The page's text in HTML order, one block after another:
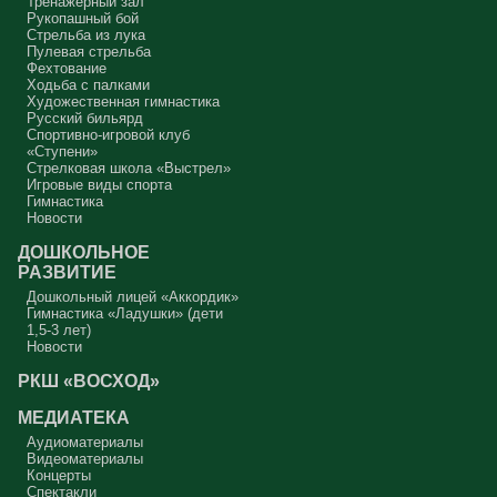
Рукопашный бой
Стрельба из лука
Пулевая стрельба
Фехтование
Ходьба с палками
Художественная гимнастика
Русский бильярд
Спортивно-игровой клуб
«Ступени»
Стрелковая школа «Выстрел»
Игровые виды спорта
Гимнастика
Новости
ДОШКОЛЬНОЕ
РАЗВИТИЕ
Дошкольный лицей «Аккордик»
Гимнастика «Ладушки» (дети
1,5-3 лет)
Новости
РКШ «ВОСХОД»
МЕДИАТЕКА
Аудиоматериалы
Видеоматериалы
Концерты
Спектакли